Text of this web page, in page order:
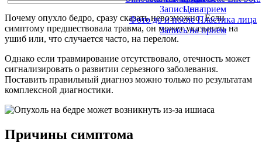
Цена
Фото до и после Пластика лица
Запись на прием
Запись на прием
Почему опухло бедро, сразу сказать невозможно. Если
симптому предшествовала травма, он может указывать на
ушиб или, что случается часто, на перелом.
Однако если травмирование отсутствовало, отечность может
сигнализировать о развитии серьезного заболевания.
Поставить правильный диагноз можно только по результатам
комплексной диагностики.
Причины симптома